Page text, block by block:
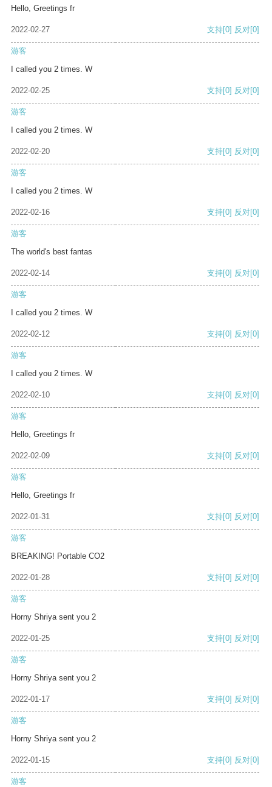
Hello, Greetings fr
2022-02-27 支持[0] 反对[0]
游客
I called you 2 times. W
2022-02-25 支持[0] 反对[0]
游客
I called you 2 times. W
2022-02-20 支持[0] 反对[0]
游客
I called you 2 times. W
2022-02-16 支持[0] 反对[0]
游客
The world's best fantas
2022-02-14 支持[0] 反对[0]
游客
I called you 2 times. W
2022-02-12 支持[0] 反对[0]
游客
I called you 2 times. W
2022-02-10 支持[0] 反对[0]
游客
Hello, Greetings fr
2022-02-09 支持[0] 反对[0]
游客
Hello, Greetings fr
2022-01-31 支持[0] 反对[0]
游客
BREAKING! Portable CO2
2022-01-28 支持[0] 反对[0]
游客
Horny Shriya sent you 2
2022-01-25 支持[0] 反对[0]
游客
Horny Shriya sent you 2
2022-01-17 支持[0] 反对[0]
游客
Horny Shriya sent you 2
2022-01-15 支持[0] 反对[0]
游客